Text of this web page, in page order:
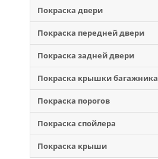
Покраска двери
Покраска передней двери
Покраска задней двери
Покраска крышки багажника
Покраска порогов
Покраска спойлера
Покраска крыши